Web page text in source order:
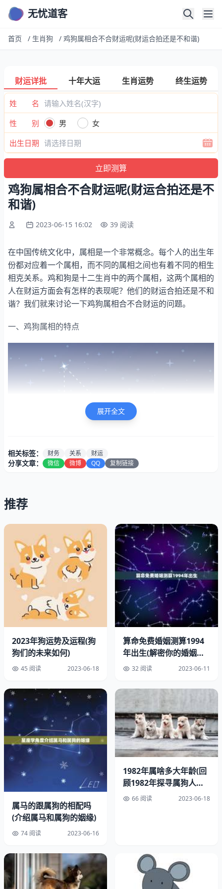
无忧道客
首页 / 生肖狗 / 鸡狗属相合不合财运呢(财运合拍还是不和谐)
财运详批 十年大运 生肖运势 终生运势
姓 名
性 别
男
女
出生日期
鸡狗属相合不合财运呢(财运合拍还是不
和谐)
2023-06-15 16:02 39 阅读
在中国传统文化中，属相是一个非常概念。每个人的出生年
份都对应着一个属相，而不同的属相之间也有着不同的相生
相克关系。鸡和狗是十二生肖中的两个属相，这两个属相的
人在财运方面会有怎样的表现呢？他们的财运合拍还是不和
谐？我们就来讨论一下鸡狗属相合不合财运的问题。
一、鸡狗属相的特点
1.鸡属相的特点
鸡属相的人通常具有聪明、机智、勤劳、细心、有条理等特
点。他们善于，能够快速地解决问题，同时也非常注重细
节，做事情非常认真。鸡属相的人还非常有感，对自己的工
作和家庭都非常负责。
2.狗属相的特点
狗属相的人通常具有诚实、忠诚、勇敢、坚定等特点。他们
人也非常勇敢，能够在困难面前坚定不移地前进。
二、鸡狗属相的财运表现
展开全文
相关标签： 财务 关系 财运
分享文章： 微信 微博 QQ 复制链接
推荐
2023年狗运势及运程(狗
狗们的未来如何)
45 阅读 2023-06-18
算命免费婚姻测算1994
年出生(解密你的婚姻运
势)32 阅读 2023-06-11
属马的跟属狗的相配吗
(介绍属马和属狗的姻缘)
74 阅读 2023-06-16
1982年属啥多大年龄(回
顾1982年探寻属狗人的
人生轨迹)
66 阅读 2023-06-18